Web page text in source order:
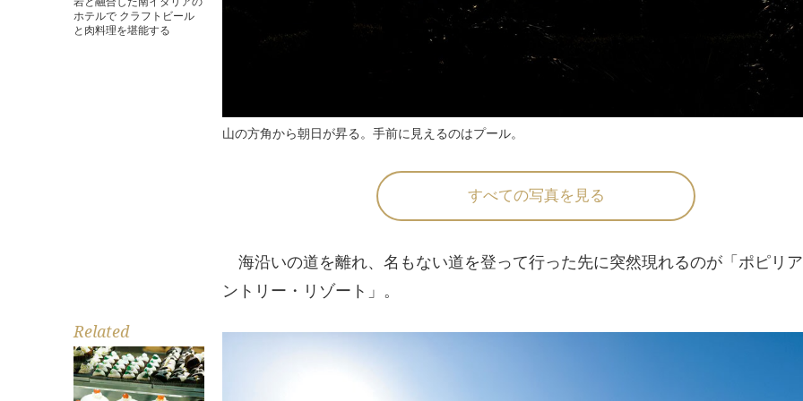
ホテルで クラフトビール
と肉料理を堪能する
Related
山の方角から朝日が昇る。手前に見えるのはプール。
すべての写真を見る
海沿いの道を離れ、名もない道を登って行った先に突然現れるのが「ポピリ
ントリー・リゾート」。